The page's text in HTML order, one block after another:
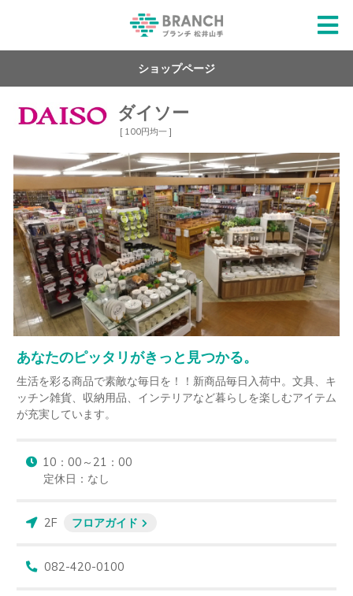
ショップページ
ダイソー
[ 100円均一 ]
あなたのピッタリがきっと見つかる。
生活を彩る商品で素敵な毎日を！！新商品毎日入荷中。文具、キ
ッチン雑貨、収納用品、インテリアなど暮らしを楽しむアイテム
が充実しています。
10：00～21：00
定休日：なし
2F フロアガイド
082-420-0100